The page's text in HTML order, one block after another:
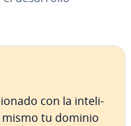
con la in­te­li­
mismo tu dominio